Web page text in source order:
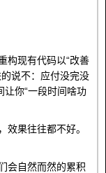
构现有代码以“改善
说不：应付没完没
你“一段时间啥功
效果往往都不好。
会自然而然的累积